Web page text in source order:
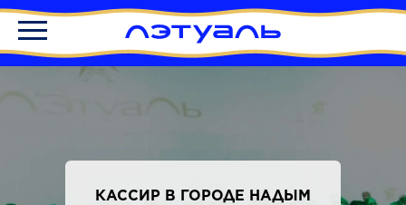
КАССИР В ГОРОДЕ НАДЫМ